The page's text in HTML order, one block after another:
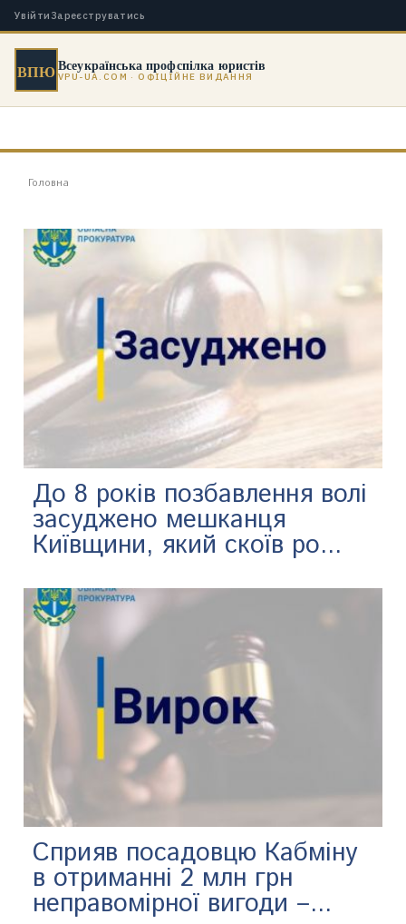
Увійти Зареєструватись
ВПЮВсеукраїнська профспілка юристів
VPU-UA.COM · ОФІЦІЙНЕ ВИДАННЯ
Головна
До 8 років позбавлення волі
засуджено мешканця
Київщини, який скоїв ро...
Сприяв посадовцю Кабміну
в отриманні 2 млн грн
неправомірної вигоди –...